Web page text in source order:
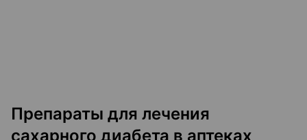
Препараты для лечения
сахарного диабета в аптеках